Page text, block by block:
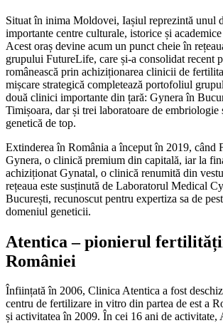
Situat în inima Moldovei, Iașiul reprezintă unul
importante centre culturale, istorice și
Acest oraș devine acum un punct cheie în
grupului FutureLife, care și-a consolidat recent
românească prin achiziționarea clinicii de
mișcare strategică completează portofoliul
două clinici importante din țară: Gynera în
Timișoara, dar și trei laboratoare de embriologie
genetică de top.
Extinderea în România a început în 2019, când
Gynera, o clinică premium din capitală, iar la
achiziționat Gynatal, o clinică renumită din
rețeaua este susținută de Laboratorul Medical
București, recunoscut pentru expertiza sa de
domeniul geneticii.
Atentica – pionierul
României
Înființată în 2006, Clinica Atentica a fost
centru de fertilizare in vitro din partea de est a
și activitatea în 2009. În cei 16 ani de activitate,